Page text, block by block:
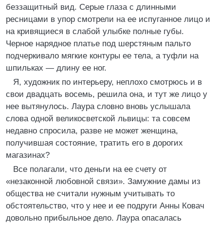
беззащитный вид. Серые глаза с длинными
ресницами в упор смотрели на ее испуганное лицо и
на кривящиеся в слабой улыбке полные губы.
Черное нарядное платье под шерстяным пальто
подчеркивало мягкие контуры ее тела, а туфли на
шпильках — длину ее ног.
Я, художник по интерьеру, неплохо смотрюсь и в
свои двадцать восемь, решила она, и тут же лицо у
нее вытянулось. Лаура словно вновь услышала
слова одной великосветской львицы: та совсем
недавно спросила, разве не может женщина,
получившая состояние, тратить его в дорогих
магазинах?
Все полагали, что деньги на ее счету от
«незаконной любовной связи». Замужние дамы из
общества не считали нужным учитывать то
обстоятельство, что у нее и ее подруги Анны Ковач
довольно прибыльное дело. Лаура опасалась